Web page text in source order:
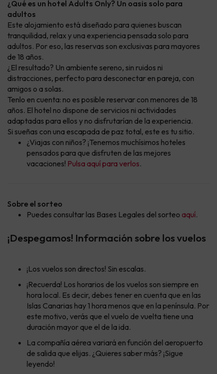
¿Qué es un hotel Adults Only? Un oasis solo para
adultos
Este alojamiento está diseñado para quienes buscan
tranquilidad, relax y una experiencia pensada solo para
adultos. Por eso, las reservas son exclusivas para mayores
de 18 años.
¿El resultado? Un ambiente sereno, sin ruidos ni
distracciones, perfecto para desconectar en pareja, con
amigos o a solas.
Tenlo en cuenta: no es posible reservar con menores de 18
años. El hotel no dispone de servicios ni actividades
adaptadas para ellos y no disfrutarían de la experiencia.
Si sueñas con una escapada de paz total, este es tu sitio.
¿Viajas con niños? ¡Tenemos muchísimos hoteles
pensados para que disfruten de las mejores
vacaciones! Pulsa aquí para verlos.
Sobre el sorteo
Puedes consultar las Bases Legales del sorteo aquí.
¡Despegamos! Información sobre los vuelos
¡Los vuelos son directos! Sin escalas.
¡Recuerda! Los horarios de los vuelos son siempre en
hora local. Es decir, debes tener en cuenta que en las
Islas Canarias hay 1 hora menos que en la península. Por
este motivo, verás que el vuelo de vuelta tiene una
duración mayor que el de la ida.
La compañía aérea variará en función del aeropuerto
de salida que elijas. ¿Quieres saber más? ¡Sigue
leyendo!